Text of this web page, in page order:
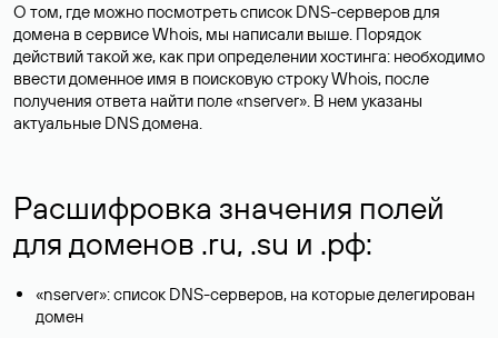
О том, где можно посмотреть список DNS-серверов для
домена в сервисе Whois, мы написали выше. Порядок
действий такой же, как при определении хостинга: необходимо
ввести доменное имя в поисковую строку Whois, после
получения ответа найти поле «nserver». В нем указаны
актуальные DNS домена.
Расшифровка значения полей
для доменов .ru, .su и .рф:
«nserver»: список DNS-серверов, на которые делегирован
домен